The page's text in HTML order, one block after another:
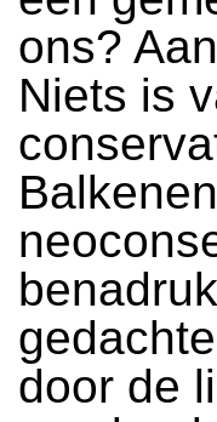
ons?
Niets is
door de